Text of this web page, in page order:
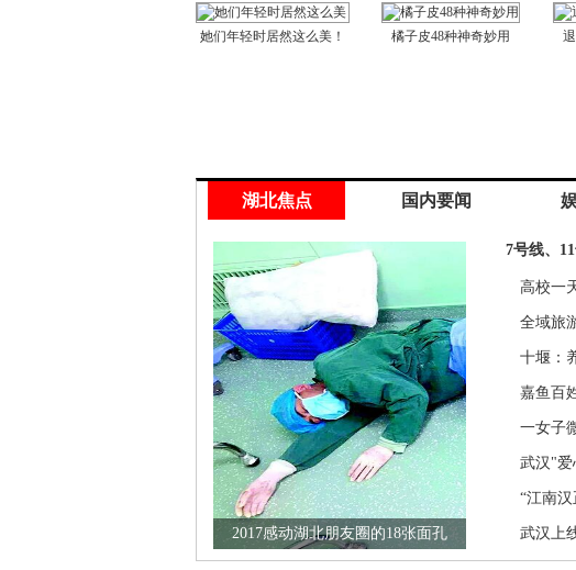
她们年轻时居然这么美！ 橘子皮48种神奇妙用
湖北焦点 国内要闻
2017感动湖北朋友圈的18张面孔
7号线、
高校一
来是因为
全域旅
推优惠政
十堰：
偿40余万
嘉鱼百
馆讲座家
一女子
发现竟是
武汉"爱
“江南
武汉上